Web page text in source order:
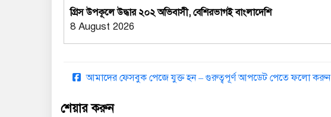
গ্রিস উপকূলে উদ্ধার ২০২ অভিবাসী, বেশিরভাগই বাংলাদেশি
8 August 2026
আমাদের ফেসবুক পেজে যুক্ত হন – গুরুত্বপূর্ণ আপডেট পেতে ফলো করুন
শেয়ার করুন